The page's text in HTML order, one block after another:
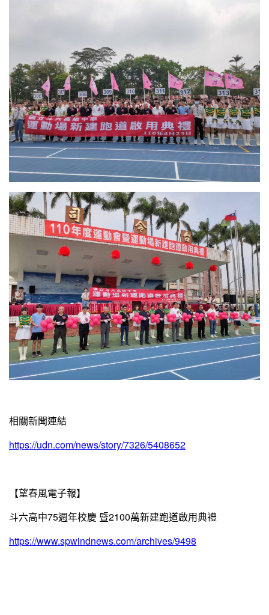
相關新聞連結
https://udn.com/news/story/7326/5408652
【望春風電子報】
斗六高中75週年校慶 暨2100萬新建跑道啟用典禮
https://www.spwindnews.com/archives/9498